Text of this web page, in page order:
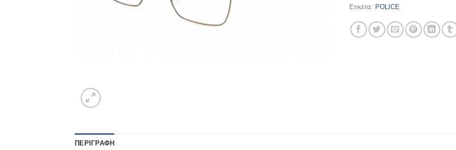
Ετικέτα: POLICE
ΠΕΡΙΓΡΑΦΉ